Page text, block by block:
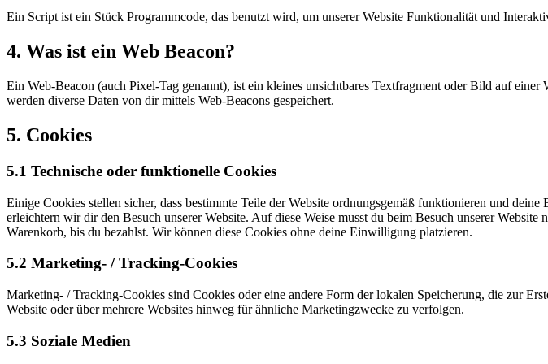
Ein Script ist ein Stück Programmcode, das benutzt wird, um unserer Website Funktionalität und
4. Was ist ein Web Beacon?
Ein Web-Beacon (auch Pixel-Tag genannt), ist ein kleines unsichtbares Textfragment oder Bild auf
werden diverse Daten von dir mittels Web-Beacons gespeichert.
5. Cookies
5.1 Technische oder funktionelle Cookies
Einige Cookies stellen sicher, dass bestimmte Teile der Website ordnungsgemäß funktionieren und
erleichtern wir dir den Besuch unserer Website. Auf diese Weise musst du beim Besuch unserer
Warenkorb, bis du bezahlst. Wir können diese Cookies ohne deine Einwilligung platzieren.
5.2 Marketing- / Tracking-Cookies
Marketing- / Tracking-Cookies sind Cookies oder eine andere Form der lokalen Speicherung, die zur
Website oder über mehrere Websites hinweg für ähnliche Marketingzwecke zu verfolgen.
5.3 Soziale Medien